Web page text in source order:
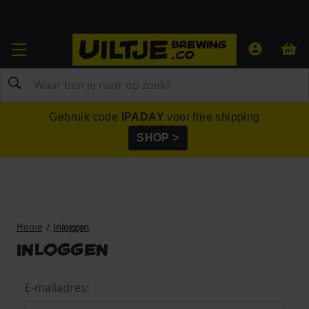
Zoeken
Gebruik code IPADAY voor free shipping
SHOP >
Home Inloggen
Inloggen
E-mailadres: